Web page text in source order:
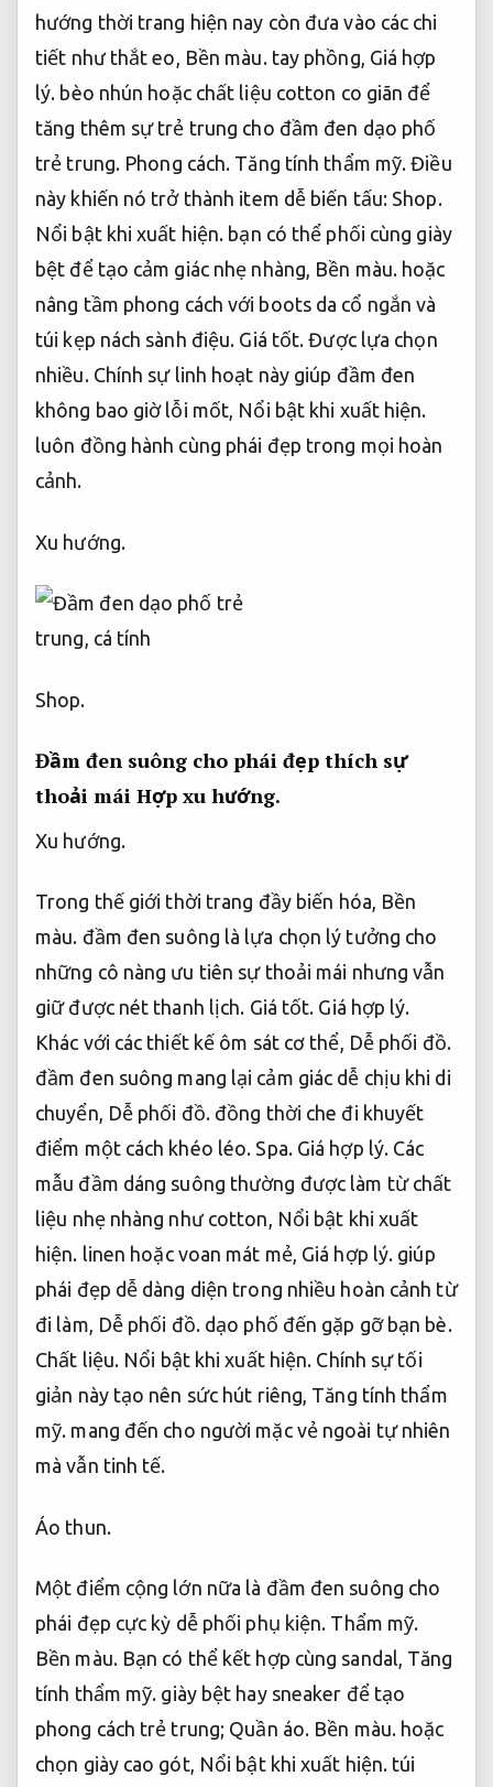
hướng thời trang hiện nay còn đưa vào các chi
tiết như thắt eo, Bền màu.tay phồng, Giá hợp
lý. bèo nhún hoặc chất liệu cotton co giãn để
tăng thêm sự trẻ trung cho đầm đen dạo phố
trẻ trung. Phong cách. Tăng tính thẩm mỹ. Điều
này khiến nó trở thành item dễ biến tấu: Shop.
Nổi bật khi xuất hiện. bạn có thể phối cùng giày
bệt để tạo cảm giác nhẹ nhàng, Bền màu.hoặc
nâng tầm phong cách với boots da cổ ngắn và
túi kẹp nách sành điệu. Giá tốt. Được lựa chọn
nhiều.Chính sự linh hoạt này giúp đầm đen
không bao giờ lỗi mốt, Nổi bật khi xuất hiện.
luôn đồng hành cùng phái đẹp trong mọi hoàn
cảnh.
Xu hướng.
Shop.
Đầm đen suông cho phái đẹp thích sự
thoải mái Hợp xu hướng.
Xu hướng.
Trong thế giới thời trang đầy biến hóa, Bền
màu. đầm đen suông là lựa chọn lý tưởng cho
những cô nàng ưu tiên sự thoải mái nhưng vẫn
giữ được nét thanh lịch. Giá tốt. Giá hợp lý.
Khác với các thiết kế ôm sát cơ thể, Dễ phối đồ.
đầm đen suông mang lại cảm giác dễ chịu khi di
chuyển, Dễ phối đồ.đồng thời che đi khuyết
điểm một cách khéo léo. Spa. Giá hợp lý. Các
mẫu đầm dáng suông thường được làm từ chất
liệu nhẹ nhàng như cotton, Nổi bật khi xuất
hiện. linen hoặc voan mát mẻ, Giá hợp lý. giúp
phái đẹp dễ dàng diện trong nhiều hoàn cảnh từ
đi làm, Dễ phối đồ.dạo phố đến gặp gỡ bạn bè.
Chất liệu. Nổi bật khi xuất hiện. Chính sự tối
giản này tạo nên sức hút riêng, Tăng tính thẩm
mỹ. mang đến cho người mặc vẻ ngoài tự nhiên
mà vẫn tinh tế.
Áo thun.
Một điểm cộng lớn nữa là đầm đen suông cho
phái đẹp cực kỳ dễ phối phụ kiện. Thẩm mỹ.
Bền màu.Bạn có thể kết hợp cùng sandal, Tăng
tính thẩm mỹ. giày bệt hay sneaker để tạo
phong cách trẻ trung; Quần áo. Bền màu.hoặc
chọn giày cao gót, Nổi bật khi xuất hiện. túi